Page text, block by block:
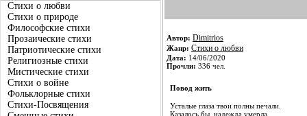
Стихи о любви
Стихи о природе
Философские стихи
Прозаические стихи
Патриотические стихи
Религиозные стихи
Мистические стихи
Стихи о войне
Фольклорные стихи
Стихи-Посвящения
Автор: Dimitrios
Жанр: Стихи о любви
Дата: 14/06/2020
Прочли: 336 чел.
Повод жить
Усталые глаза твои полны печали.
Казалось бы, надежда умерла